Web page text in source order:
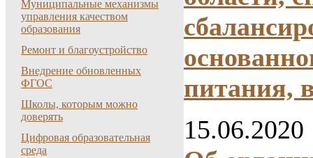
Муниципальные механизмы
управления качеством
образования
Ремонт и благоустройство
Внедрение обновленных
ФГОС
Школы, которым можно
доверять
Цифровая образовательная
среда
питания,
15.06.2020